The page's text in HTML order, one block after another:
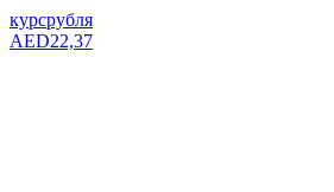
курсрубля
AED22,37